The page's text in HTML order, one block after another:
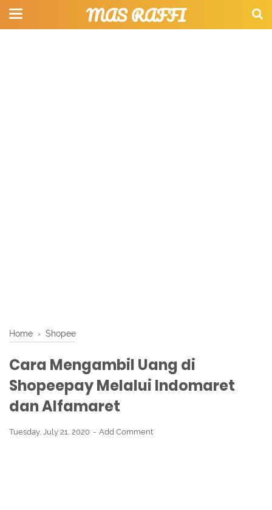
MAS RAFFI
Home › Shopee
Cara Mengambil Uang di
Shopeepay Melalui Indomaret
dan Alfamaret
Tuesday, July 21, 2020 Add Comment